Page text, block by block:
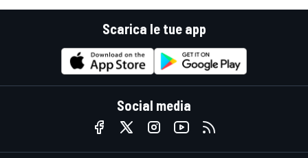
Scarica le tue app
Social media